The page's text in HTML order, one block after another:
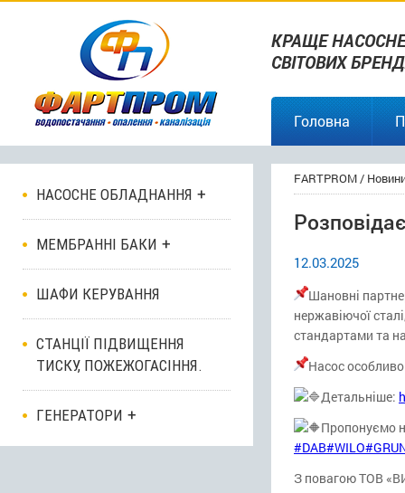
КРАЩЕ
СВІТОВИХ
Головна
НАСОСНЕ ОБЛАДНАННЯ
МЕМБРАННІ БАКИ
ШАФИ КЕРУВАННЯ
СТАНЦІЇ ПІДВИЩЕННЯ
ТИСКУ, ПОЖЕЖОГАСІННЯ.
ГЕНЕРАТОРИ
FARTPROM/
12.03.2025
Шановні
нержавіючої
стандартами та
Насос
Детальніше:
Пропонуємо
#DAB#WILO
З повагою ТОВ